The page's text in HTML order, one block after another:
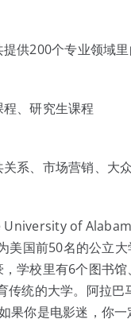
供200个专业领域
、研究生课程
系、市场营销、大
University of
国前50名的公立大
学校里有6个图书
传统的大学。阿拉
果你是电影迷，你